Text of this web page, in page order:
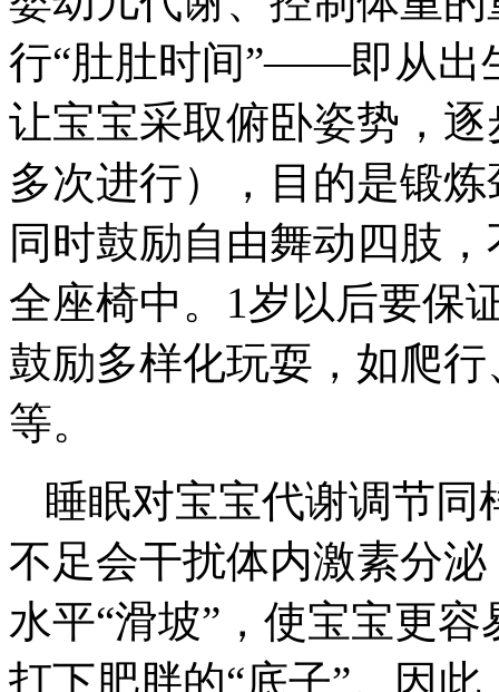
行“肚肚时间”——即从出
让宝宝采取俯卧姿势，
多次进行），目的是锻
同时鼓励自由舞动四肢
全座椅中。1岁以后要保
鼓励多样化玩耍，如爬
等。
睡眠对宝宝代谢调节
不足会干扰体内激素分
水平“滑坡”，使宝宝更
打下肥胖的“底子”。因